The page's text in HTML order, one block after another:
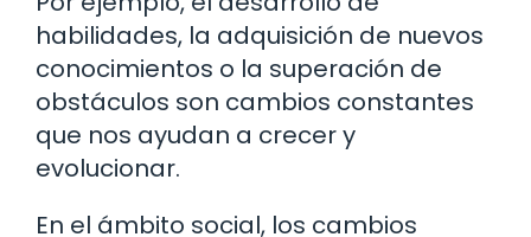
habilidades, la adquisición de nuevos
conocimientos o la superación de
obstáculos son cambios constantes
que nos ayudan a crecer y
evolucionar.
En el ámbito social, los cambios